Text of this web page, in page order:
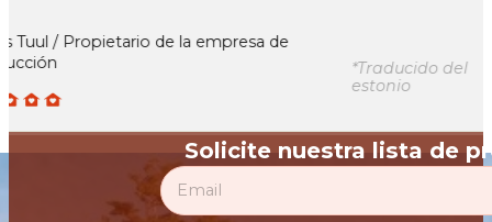
/ Propietario de la empresa de
*Traducido del
estonio
Solicite nuestra lista de
Section